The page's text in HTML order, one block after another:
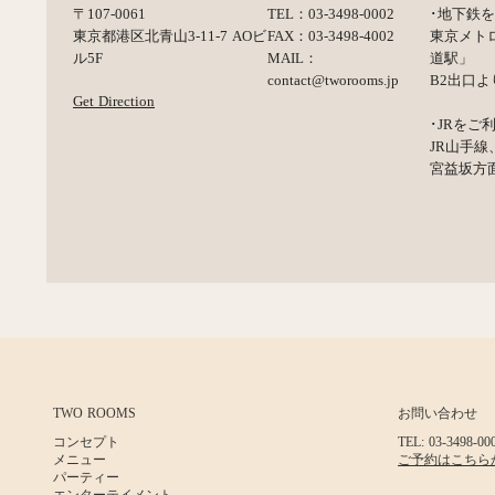
〒107-0061
東京都港区北青山3-11-7 AOビ
ル5F
Get Direction
TEL：03-3498-0002
FAX：03-3498-4002
MAIL：
contact@tworooms.jp
･地下鉄
東京メト
道駅」
B2出口よ
･JRをご
JR山手線
宮益坂方
TWO ROOMS
コンセプト
メニュー
パーティー
お問い合わせ
TEL: 03-3498-
ご予約はこちら